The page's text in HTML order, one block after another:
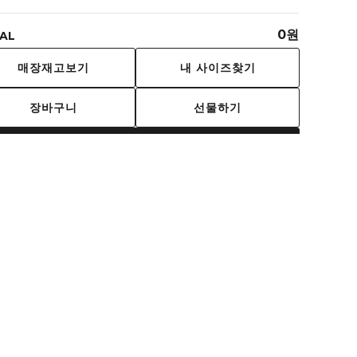
0원
매장재고보기 내 사이즈찾기
장바구니 선물하기